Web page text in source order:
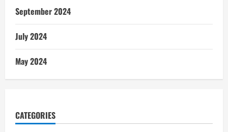
September 2024
July 2024
May 2024
CATEGORIES